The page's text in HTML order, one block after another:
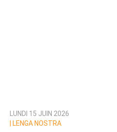
LUNDI 15 JUIN 2026
LENGA NOSTRA